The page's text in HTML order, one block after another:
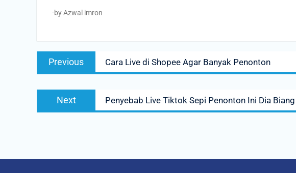
-by Azwal imron
Post
navigation
Previous
Previous
post:
Cara Live di Shopee Agar Banyak Penonton
Next
post:
Penyebab Live Tiktok Sepi Penonton Ini Dia